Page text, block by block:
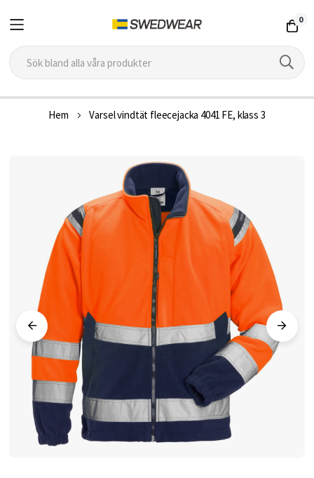
0
Hem Varsel vindtät fleecejacka 4041 FE, klass 3
bildgalleriet